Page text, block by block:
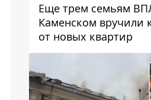
Еще трем семьям
Каменском вручили
от новых квартир